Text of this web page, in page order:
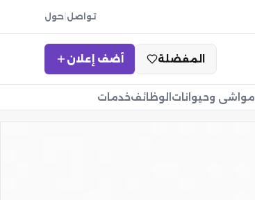
تواصل حول
أضف إعلان المفضلة
مواشي وحيوانات الوظائفخدمات